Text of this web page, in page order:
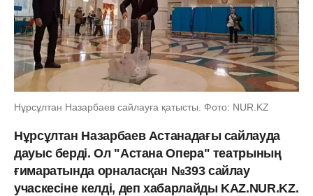
Нұрсұлтан Назарбаев сайлауға қатысты. Фото: NUR.KZ
Нұрсұлтан Назарбаев Астанадағы сайлауда
дауыс берді. Ол "Астана Опера" театрының
ғимаратында орналасқан №393 сайлау
учаскесіне келді, деп хабарлайды KAZ.NUR.KZ.